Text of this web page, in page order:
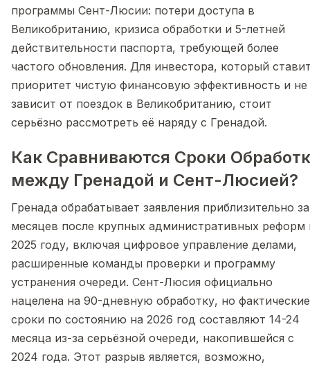
программы Сент-Люсии: потери доступа в
Великобританию, кризиса обработки и 5-летней
действительности паспорта, требующей более
частого обновления. Для инвестора, который
приоритет чистую финансовую эффективность и не
зависит от поездок в Великобританию, стоит
серьёзно рассмотреть её наряду с Гренадой.
Как Сравниваются Сроки
между Гренадой и Сент-Люсией?
Гренада обрабатывает заявления приблизительно
месяцев после крупных административных реформ
2025 году, включая цифровое управление делами,
расширенные команды проверки и программу
устранения очереди. Сент-Люсия официально
нацелена на 90-дневную обработку, но фактические
сроки по состоянию на 2026 год составляют 14-24
месяца из-за серьёзной очереди, накопившейся с
2024 года. Этот разрыв является, возможно,